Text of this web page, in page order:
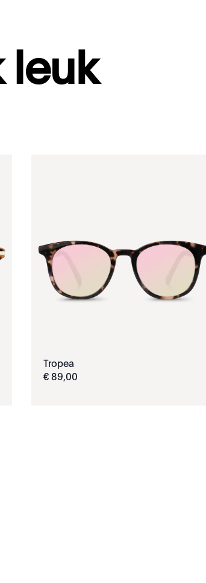
leuk
Tropea
€ 89,00